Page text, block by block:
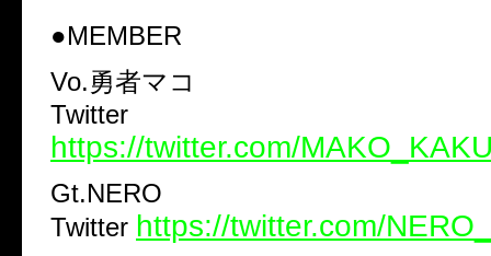
●MEMBER
Vo.勇者マコ
Twitter
https://twitter.com/
Gt.NERO
Twitter https://twitter.com/